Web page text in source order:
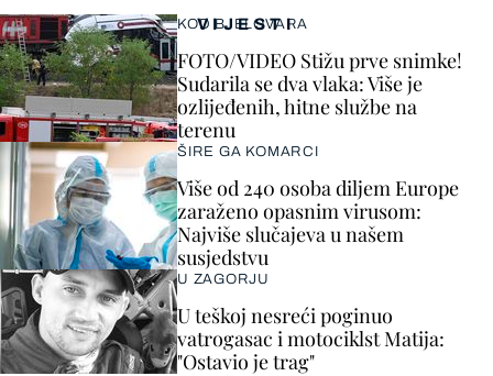
VIJESTI
KOD BJELOVARA
FOTO/VIDEO Stižu prve snimke!
Sudarila se dva vlaka: Više je
ozlijeđenih, hitne službe na
terenu
ŠIRE GA KOMARCI
Više od 240 osoba diljem Europe
zaraženo opasnim virusom:
Najviše slučajeva u našem
susjedstvu
U ZAGORJU
U teškoj nesreći poginuo
vatrogasac i motociklst Matija:
"Ostavio je trag"